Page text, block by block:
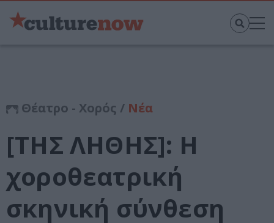
Θέατρο - Χορός / Νέα
[ΤΗΣ ΛΗΘΗΣ]: Η
χοροθεατρική
σκηνική σύνθεση